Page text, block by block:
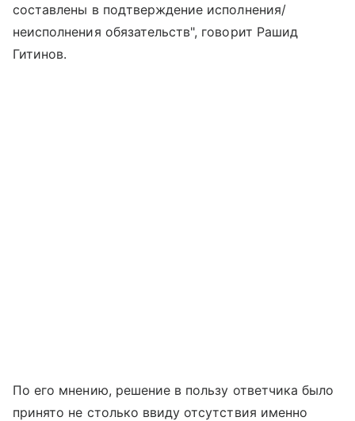
составлены в подтверждение исполнения/
неисполнения обязательств", говорит Рашид
Гитинов.
По его мнению, решение в пользу ответчика было
принято не столько ввиду отсутствия именно